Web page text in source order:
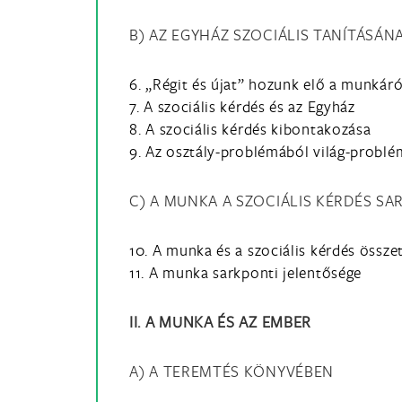
B) AZ EGYHÁZ SZOCIÁLIS
6. „Régit és újat” hozunk elő a
7. A szociális kérdés és az Egyház
8. A szociális kérdés kibontakozása
9. Az osztály-problémából világ-
C) A MUNKA A SZOCIÁLIS KÉRDÉS
10. A munka és a szociális kérdés
11. A munka sarkponti jelentősége
II. A MUNKA ÉS AZ EMBER
A) A TEREMTÉS KÖNYVÉBEN